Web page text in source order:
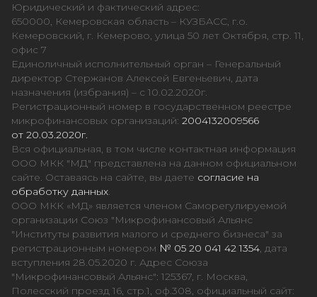
Юридический и фактический адрес:
650000, Кемеровская область – КУЗБАСС, г.о.
Кемеровский, г. Кемерово, улица 50 лет Октября, стр. 11,
офис 7
Единоличный исполнительный орган – Генеральный
директор Стержанов Алексей Евгеньевич, дата
назначения (избрания) – с 10.02.2020г.
Регистрационный номер в государственном реестре
микрофинансовых организаций: 2004132009566
от 20.03.2020г.
Вся официальная, в том числе контактная информация
ООО МКК "МД" представлена на данном официальном
сайте. Оставаясь на сайте, вы даете согласие на
обработку данных
ООО МКК «МД» является членом Саморегулируемой
организации Союз "Микрофинансовый Альянс
"Институты развития малого и среднего бизнеса" за
регистрационным номером № 05 20 041 42 1354 , дата
вступления 28.05.2020 г. Адрес Союза
"Микрофинансовый Альянс": 125367, г. Москва,
Полесский проезд 16, стр.1, оф.308, официальный сайт: